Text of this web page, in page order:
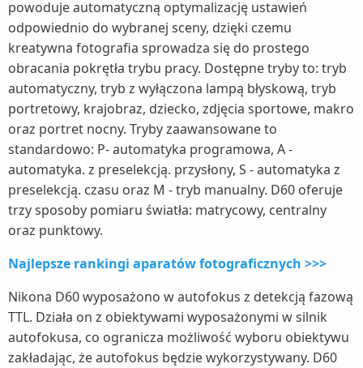
powoduje automatyczną optymalizację ustawień
odpowiednio do wybranej sceny, dzięki czemu
kreatywna fotografia sprowadza się do prostego
obracania pokrętła trybu pracy. Dostępne tryby to: tryb
automatyczny, tryb z wyłączona lampą błyskową, tryb
portretowy, krajobraz, dziecko, zdjęcia sportowe, makro
oraz portret nocny. Tryby zaawansowane to
standardowo: P- automatyka programowa, A -
automatyka. z preselekcją. przysłony, S - automatyka z
preselekcją. czasu oraz M - tryb manualny. D60 oferuje
trzy sposoby pomiaru światła: matrycowy, centralny
oraz punktowy.
Najlepsze rankingi aparatów fotograficznych >>>
Nikona D60 wyposażono w autofokus z detekcją fazową
TTL. Działa on z obiektywami wyposażonymi w silnik
autofokusa, co ogranicza możliwość wyboru obiektywu
zakładając, że autofokus będzie wykorzystywany. D60